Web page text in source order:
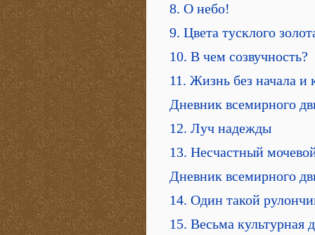
8. О небо!
9. Цвета тусклого
10. В чем созвучность?
11. Жизнь без начала и
Дневник всемирного
12. Луч надежды
13. Несчастный
Дневник всемирного
14. Один такой
15. Весьма культурная